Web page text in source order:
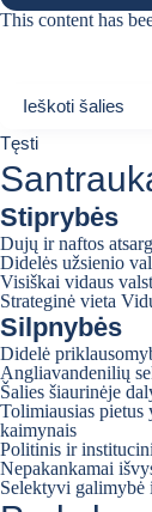
This content has
Ieškoti šalies
0suggestions
Ieškoti šalies
Tęsti
Stiprybės
Dujų ir naftos
Didelės užsienio
Visiškai vidaus
Strateginė vieta
Silpnybės
Didelė
Angliavandenilių
Šalies šiaurinėje
Tolimiausias pietus
kaimynais
Politinis ir
Nepakankamai
Selektyvi galimybė